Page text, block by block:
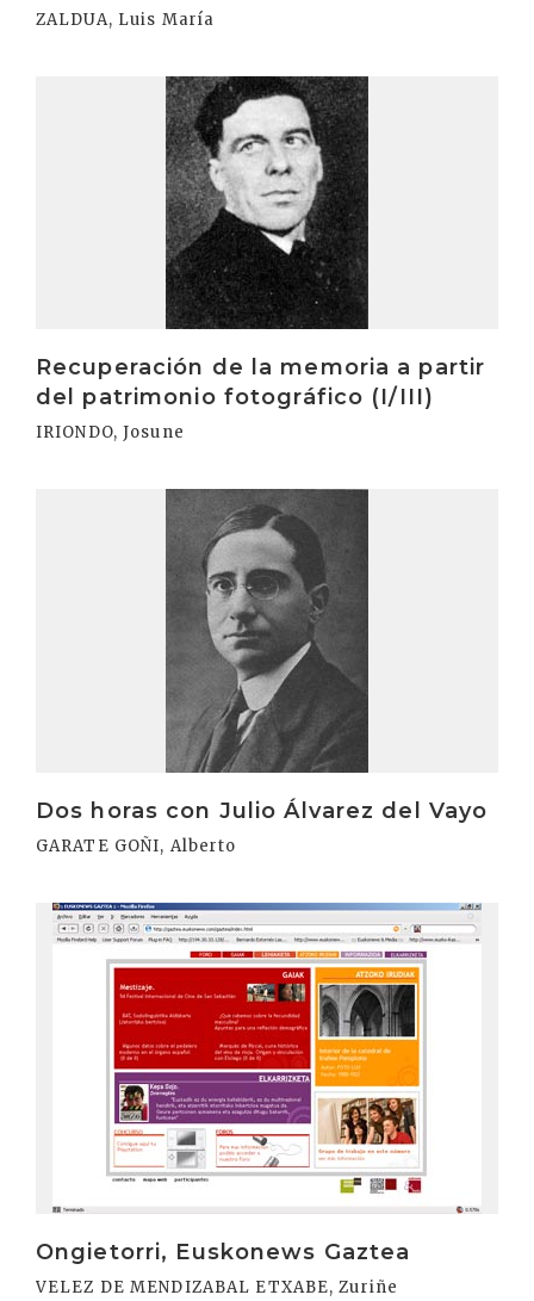
ZALDUA, Luis María
Recuperación de la memoria a partir
del patrimonio fotográfico (I/III)
IRIONDO, Josune
Dos horas con Julio Álvarez del Vayo
GARATE GOÑI, Alberto
Ongietorri, Euskonews Gaztea
VELEZ DE MENDIZABAL ETXABE, Zuriñe
Irakurri